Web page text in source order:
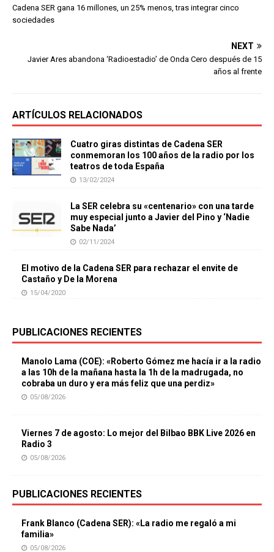
Cadena SER gana 16 millones, un 25% menos, tras integrar cinco
sociedades
NEXT
Javier Ares abandona ‘Radioestadio’ de Onda Cero después de 15
años al frente
ARTÍCULOS RELACIONADOS
Cuatro giras distintas de Cadena SER
conmemoran los 100 años de la radio por los
teatros de toda España
13/02/2024
La SER celebra su «centenario» con una tarde
muy especial junto a Javier del Pino y ‘Nadie
Sabe Nada’
02/11/2024
El motivo de la Cadena SER para rechazar el envite de
Castaño y De la Morena
15/04/2020
PUBLICACIONES RECIENTES
Manolo Lama (COE): «Roberto Gómez me hacía ir a la radio
a las 10h de la mañana hasta la 1h de la madrugada, no
cobraba un duro y era más feliz que una perdiz»
05/08/2026
Viernes 7 de agosto: Lo mejor del Bilbao BBK Live 2026 en
Radio 3
05/08/2026
PUBLICACIONES RECIENTES
Frank Blanco (Cadena SER): «La radio me regaló a mi
familia»
05/08/2026